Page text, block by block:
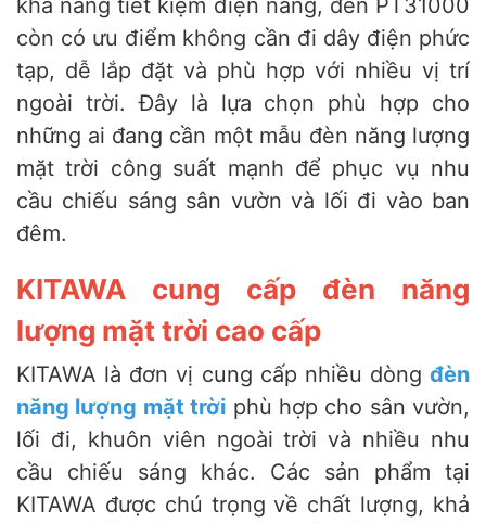
khả năng tiết kiệm điện năng, đèn PT31000
còn có ưu điểm không cần đi dây điện phức
tạp, dễ lắp đặt và phù hợp với nhiều vị trí
ngoài trời. Đây là lựa chọn phù hợp cho
những ai đang cần một mẫu đèn năng lượng
mặt trời công suất mạnh để phục vụ nhu
cầu chiếu sáng sân vườn và lối đi vào ban
đêm.
KITAWA cung cấp đèn năng
lượng mặt trời cao cấp
KITAWA là đơn vị cung cấp nhiều dòng đèn
năng lượng mặt trời phù hợp cho sân vườn,
lối đi, khuôn viên ngoài trời và nhiều nhu
cầu chiếu sáng khác. Các sản phẩm tại
KITAWA được chú trọng về chất lượng, khả